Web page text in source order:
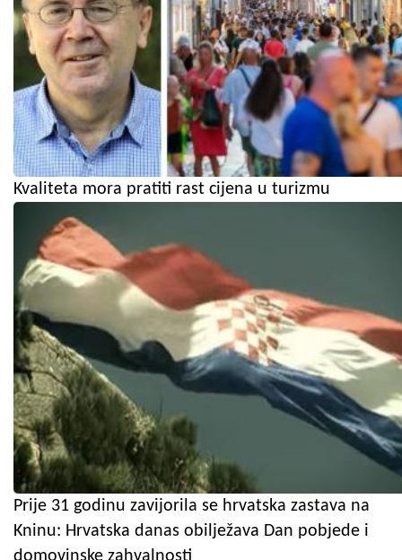
Kvaliteta mora pratiti rast cijena u turizmu
Prije 31 godinu zavijorila se hrvatska zastava na
Kninu: Hrvatska danas obilježava Dan pobjede i
domovinske zahvalnosti